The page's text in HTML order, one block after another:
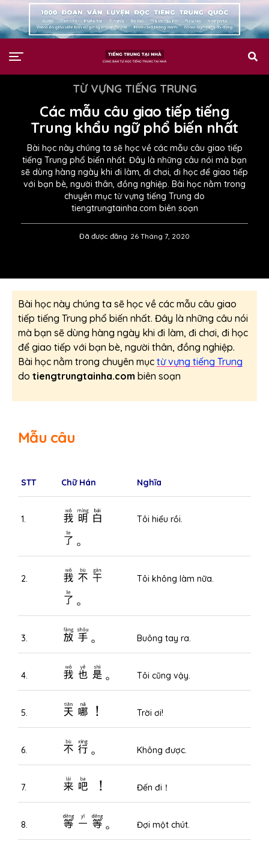
TỪ VỰNG TIẾNG TRUNG
Các mẫu câu giao tiếp tiếng
Trung khẩu ngữ phổ biến nhất
Bài học này chúng ta sẽ học về các mẫu câu giao tiếp
tiếng Trung phổ biến nhất. Đây là những câu nói mà bạn
sẽ dùng hàng ngày khi đi làm, đi chơi, đi học để giao tiếp
với bạn bè, người thân, đồng nghiệp. Bài học nằm trong
chuyên mục từ vựng tiếng Trung do
tiengtrungtainha.com biên soạn
Đã được đăng 26 Tháng 7, 2020
Bài học này chúng ta sẽ học về các mẫu câu giao
tiếp tiếng Trung phổ biến nhất. Đây là những câu nói
mà bạn sẽ dùng hàng ngày khi đi làm, đi chơi, đi học
để giao tiếp với bạn bè, người thân, đồng nghiệp.
Bài học nằm trong chuyên mục từ vựng tiếng Trung
do tiengtrungtainha.com biên soạn
Mẫu câu
STT Chữ Hán Nghĩa
1.
我明白
了。
Tôi hiểu rồi.
2.
我不干
了。
Tôi không làm nữa.
3. 放手。 Buông tay ra.
4. 我也是。 Tôi cũng vậy.
5. 天哪！ Trời ơi!
6. 不行。 Không được.
7. 来吧 ！ Đến đi！
8. 等一等。 Đợi một chút.